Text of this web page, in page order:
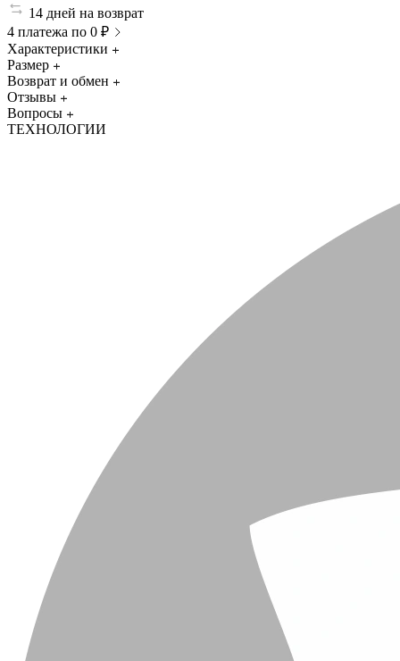
14 дней на возврат
4 платежа по 0 ₽
Характеристики
Размер
Возврат и обмен
Отзывы
Вопросы
ТЕХНОЛОГИИ